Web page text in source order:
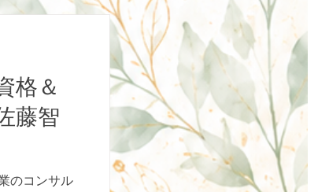
につながる
格＆
藤智
のコンサル